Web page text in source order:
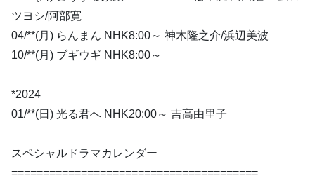
ツヨシ/阿部寛
04/**(月) らんまん NHK8:00～ 神木隆之介/浜辺美波
10/**(月) ブギウギ NHK8:00～
*2024
01/**(日) 光る君へ NHK20:00～ 吉高由里子
スペシャルドラマカレンダー
=======================================